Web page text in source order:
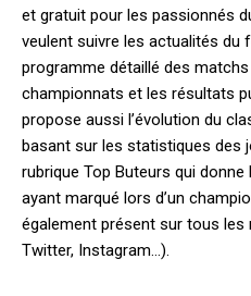
et gratuit pour les passionnés
veulent suivre les actualités du
programme détaillé des
championnats et les résultats
propose aussi l’évolution du
basant sur les statistiques des
rubrique Top Buteurs qui
ayant marqué lors d’un
également présent sur tous les
Twitter, Instagram…).